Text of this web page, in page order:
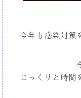
今年も感染対策
じっくりと時